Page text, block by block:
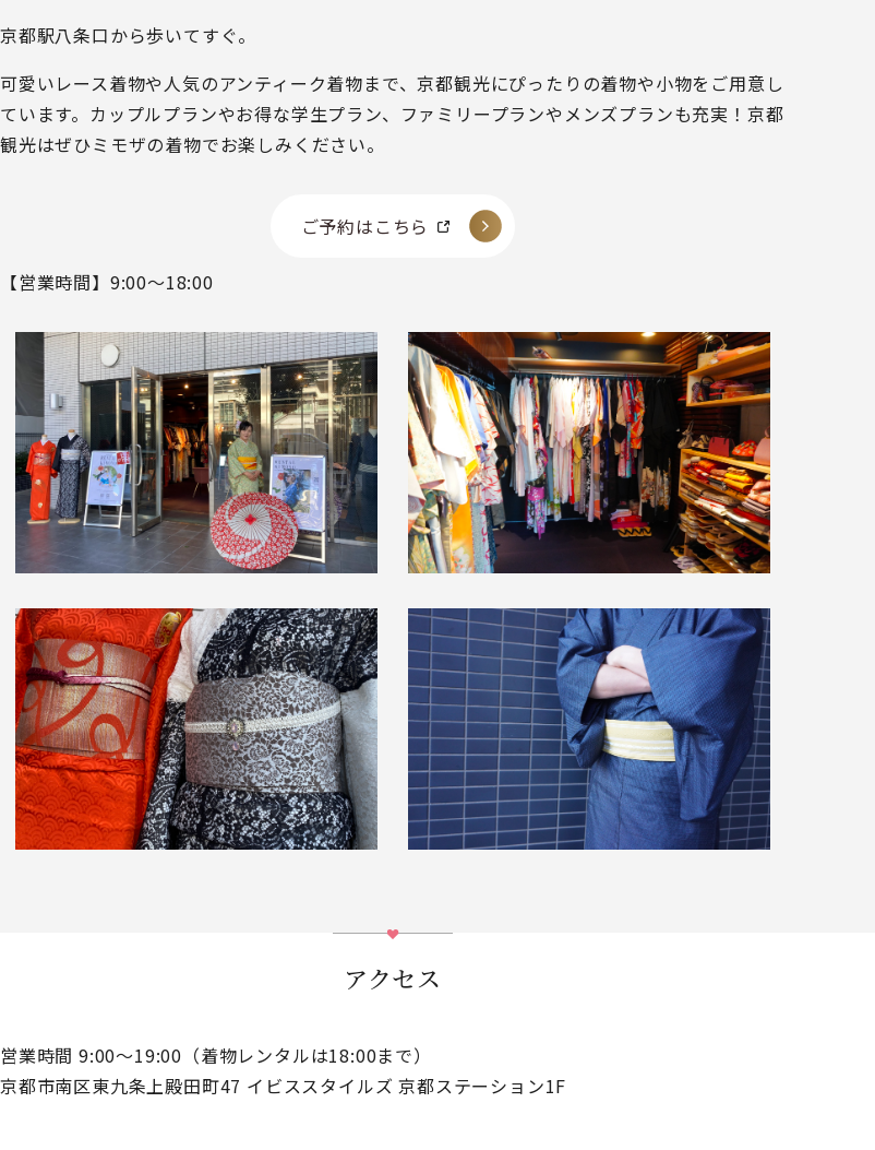
京都駅八条口から歩いてすぐ。
可愛いレース着物や人気のアンティーク着物まで、京都観光にぴったりの着物や小物をご用意し
ています。カップルプランやお得な学生プラン、ファミリープランやメンズプランも充実！京都
観光はぜひミモザの着物でお楽しみください。
ご予約はこちら
【営業時間】9:00～18:00
アクセス
営業時間 9:00～19:00（着物レンタルは18:00まで）
京都市南区東九条上殿田町47 イビススタイルズ 京都ステーション1F